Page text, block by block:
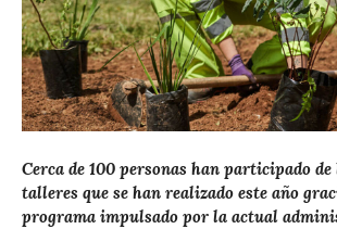
Cerca de 100 personas han participado
talleres que se han realizado este año
programa impulsado por la actual